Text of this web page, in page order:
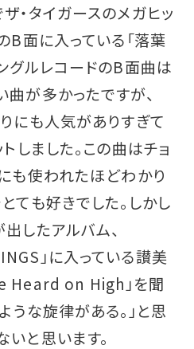
・タイガースのメガヒッ
B面に入っている「落葉
グルレコードのB面曲は
が多かったですが、
にも人気がありすぎて
しました。この曲はチョ
も使われたほどわかり
ても好きでした。しかし
したアルバム、
」に入っている讃美
Heard on High」を聞
うな旋律がある。」と思
と思います。